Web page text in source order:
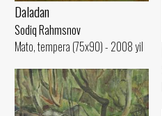
Daladan
Sodiq Rahmsnov
Mato, tempera (75x90) - 2008 yil